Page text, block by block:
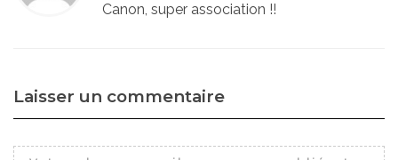
Canon, super association !!
Laisser un commentaire